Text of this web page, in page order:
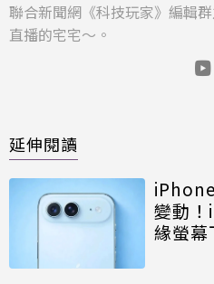
聯合新聞網《科技玩家》編輯
直播的宅宅～。
延伸閱讀
變動
緣螢幕